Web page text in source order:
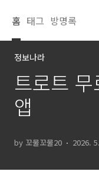
홈 태그 방명록
정보나라
트로트
앱
by 꼬물꼬물20 2026.